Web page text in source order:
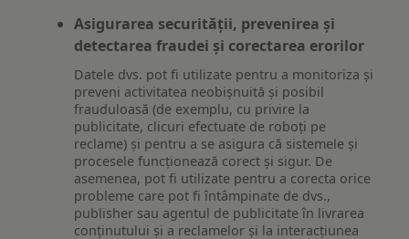
Asigurarea securității, prevenirea și
detectarea fraudei și corectarea erorilor
Datele dvs. pot fi utilizate pentru a monitoriza și
preveni activitatea neobișnuită și posibil
frauduloasă (de exemplu, cu privire la
publicitate, clicuri efectuate de roboți pe
reclame) și pentru a se asigura că sistemele și
procesele funcționează corect și sigur. De
asemenea, pot fi utilizate pentru a corecta orice
probleme care pot fi întâmpinate de dvs.,
publisher sau agentul de publicitate în livrarea
conținutului și a reclamelor și la interacțiunea